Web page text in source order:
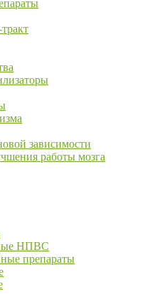
зависимости
работы мозга
НПВС
препараты